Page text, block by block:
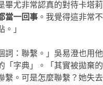
畢尤非常認真的對待卡塔莉
當一回事 。我覺得這非常不
」
詞：聯繫。」吳易澄也用他
「字典」。「其實被拋棄的
繫。可是怎麼聯繫？她失去